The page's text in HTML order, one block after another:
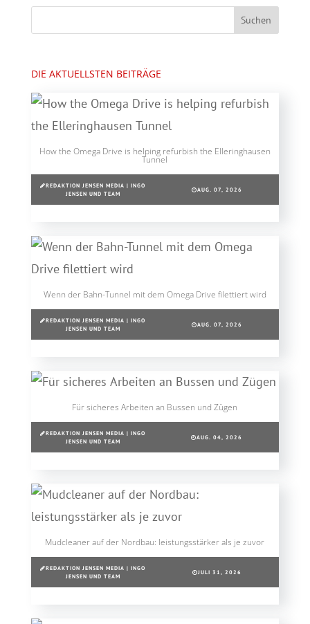
DIE AKTUELLSTEN BEITRÄGE
How the Omega Drive is helping refurbish the Elleringhausen
Tunnel
REDAKTION JENSEN MEDIA | INGO
JENSEN UND TEAM
AUG. 07, 2026
Wenn der Bahn-Tunnel mit dem Omega Drive filettiert wird
REDAKTION JENSEN MEDIA | INGO
JENSEN UND TEAM
AUG. 07, 2026
Für sicheres Arbeiten an Bussen und Zügen
REDAKTION JENSEN MEDIA | INGO
JENSEN UND TEAM
AUG. 04, 2026
Mudcleaner auf der Nordbau: leistungsstärker als je zuvor
REDAKTION JENSEN MEDIA | INGO
JENSEN UND TEAM
JULI 31, 2026